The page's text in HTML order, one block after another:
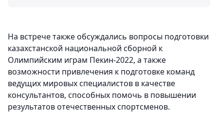
На встрече также обсуждались вопросы подготовки
казахстанской национальной сборной к
Олимпийским играм Пекин-2022, а также
возможности привлечения к подготовке команд
ведущих мировых специалистов в качестве
консультантов, способных помочь в повышении
результатов отечественных спортсменов.